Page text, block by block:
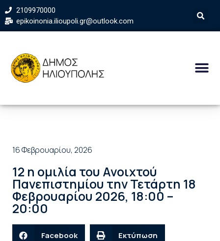
2109970000
epikoinonia.ilioupoli.gr@outlook.com
16 Φεβρουαρίου, 2026
12 η ομιλία του Ανοιχτού
Πανεπιστημίου την Τετάρτη 18
Φεβρουαρίου 2026, 18:00 –
20:00
Facebook Εκτύπωση